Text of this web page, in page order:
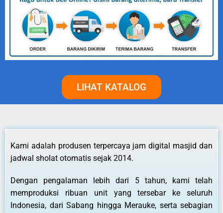
LIHAT KATALOG
Kami adalah produsen terpercaya jam digital masjid dan
jadwal sholat otomatis sejak 2014.
Dengan pengalaman lebih dari 5 tahun, kami telah
memproduksi ribuan unit yang tersebar ke seluruh
Indonesia, dari Sabang hingga Merauke, serta sebagian